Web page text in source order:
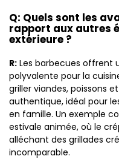
Q: Quels sont les
rapport aux autres
extérieure ?
R: Les barbecues offrent
polyvalente pour la
griller viandes, poissons
authentique, idéal pour
en famille. Un exemple
estivale animée, où le
alléchant des grillades
incomparable.